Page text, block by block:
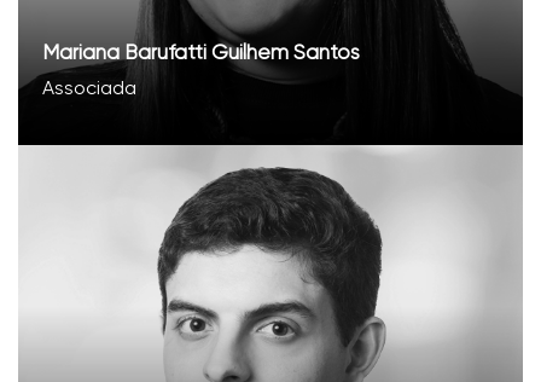
Mariana Barufatti Guilhem Santos
Associada